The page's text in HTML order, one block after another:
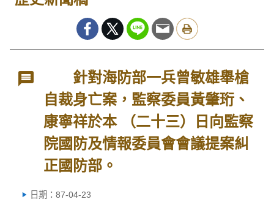
針對海防部一兵曾敏雄舉槍
自裁身亡案，監察委員黃肇珩、
康寧祥於本 （二十三）日向監察
院國防及情報委員會會議提案糾
正國防部。
日期：87-04-23